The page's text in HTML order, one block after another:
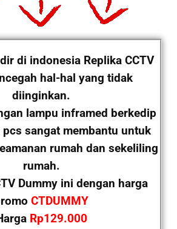
di indonesia Replika CCTV
hal-hal yang tidak
diinginkan.
lampu inframed berkedip
sangat membantu untuk
rumah dan sekeliling
rumah.
Dummy ini dengan harga
CTDUMMY
Rp129.000